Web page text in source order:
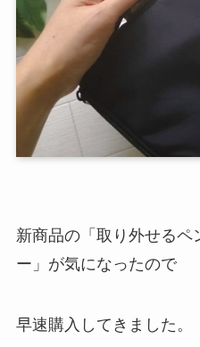
新商品の「取り外せるペ
ー」が気になったので
早速購入してきました。